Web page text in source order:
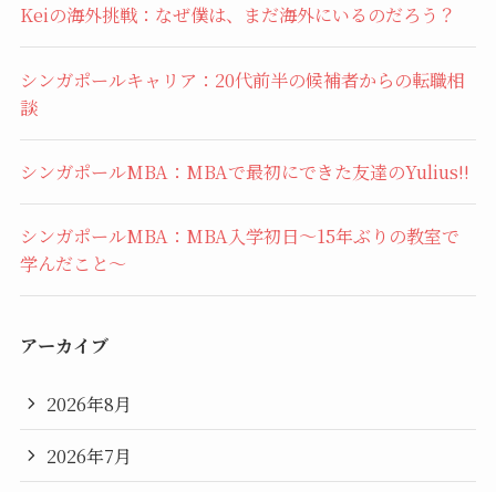
Keiの海外挑戦：なぜ僕は、まだ海外にいるのだろう？
シンガポールキャリア：20代前半の候補者からの転職相
談
シンガポールMBA：MBAで最初にできた友達のYulius!!
シンガポールMBA：MBA入学初日〜15年ぶりの教室で
学んだこと〜
アーカイブ
2026年8月
2026年7月